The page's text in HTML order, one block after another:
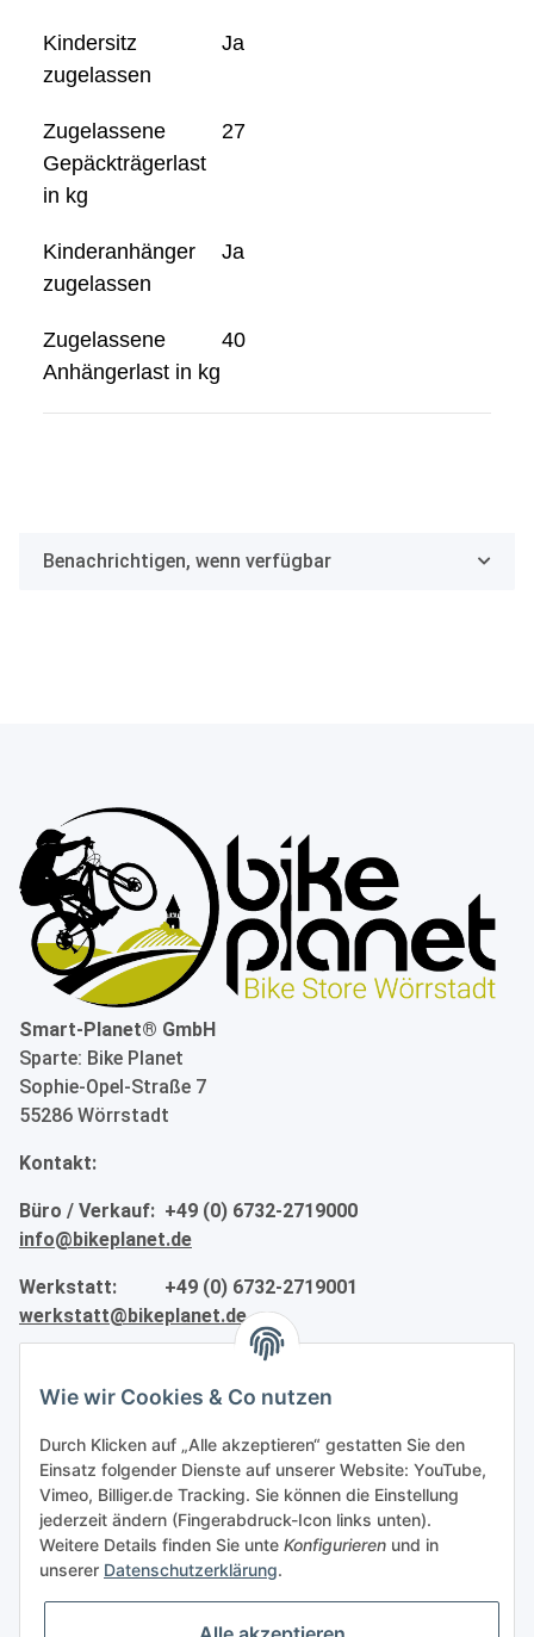
Kindersitz
zugelassen
Ja
Zugelassene
Gepäckträgerlast
in kg
27
Kinderanhänger
zugelassen
Ja
Zugelassene
Anhängerlast in kg
40
Benachrichtigen, wenn verfügbar
Smart-Planet® GmbH
Sparte: Bike Planet
Sophie-Opel-Straße 7
55286 Wörrstadt
Kontakt:
Büro / Verkauf: +49 (0) 6732-2719000
info@bikeplanet.de
Werkstatt: +49 (0) 6732-2719001
werkstatt@bikeplanet.de
Partner
Wie wir Cookies & Co nutzen
Durch Klicken auf „Alle akzeptieren“ gestatten Sie den
Einsatz folgender Dienste auf unserer Website: YouTube,
Vimeo, Billiger.de Tracking. Sie können die Einstellung
jederzeit ändern (Fingerabdruck-Icon links unten).
Weitere Details finden Sie unte Konfigurieren und in
unserer Datenschutzerklärung.